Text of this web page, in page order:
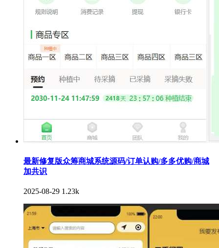
最新修复版众筹商城系统源码/订单认购/多多优购/商城
加共识
2025-08-29 1.23k